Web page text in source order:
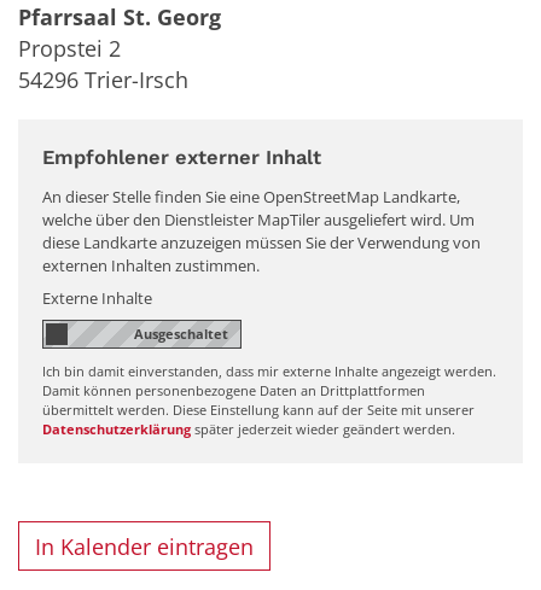
Pfarrsaal St. Georg
Propstei 2
54296 Trier-Irsch
Empfohlener externer Inhalt
An dieser Stelle finden Sie eine OpenStreetMap Landkarte,
welche über den Dienstleister MapTiler ausgeliefert wird. Um
diese Landkarte anzuzeigen müssen Sie der Verwendung von
externen Inhalten zustimmen.
Externe Inhalte
Ich bin damit einverstanden, dass mir externe Inhalte angezeigt werden.
Damit können personenbezogene Daten an Drittplattformen
übermittelt werden. Diese Einstellung kann auf der Seite mit unserer
Datenschutzerklärung später jederzeit wieder geändert werden.
In Kalender eintragen